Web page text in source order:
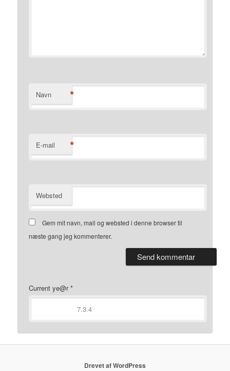
Navn *
E-mail *
Websted
Gem mit navn, mail og websted i denne browser til
næste gang jeg kommenterer.
Current ye@r*
Drevet af WordPress